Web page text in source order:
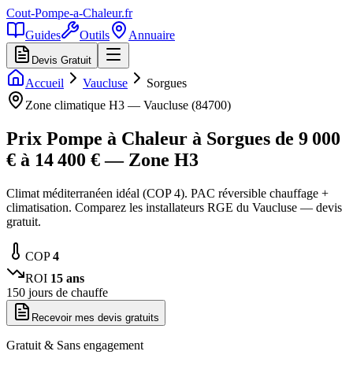
Cout-Pompe-a-Chaleur.fr
Guides
Outils Annuaire
Devis Gratuit
Accueil Vaucluse
Sorgues
Zone climatique H3 — Vaucluse (84700)
Prix Pompe à Chaleur à Sorgues de 9 000
€ à 14 400 € — Zone H3
Climat méditerranéen idéal (COP 4). PAC réversible chauffage +
climatisation. Comparez les installateurs RGE du Vaucluse — devis
gratuit.
COP4
ROI 15 ans
150 jours de chauffe
Recevoir mes devis gratuits
Gratuit & Sans engagement